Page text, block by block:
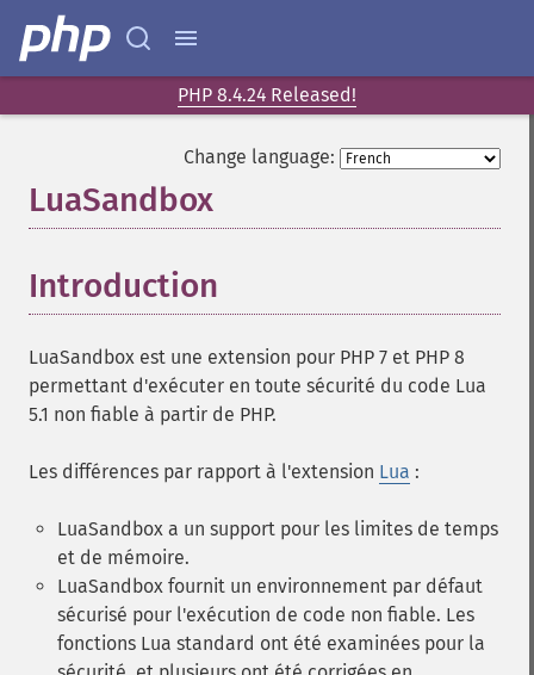
PHP 8.4.24 Released!
Change language:
LuaSandbox
Introduction
LuaSandbox est une extension pour PHP 7 et PHP 8
permettant d'exécuter en toute sécurité du code Lua
5.1 non fiable à partir de PHP.
Les différences par rapport à l'extension Lua :
LuaSandbox a un support pour les limites de temps
et de mémoire.
LuaSandbox fournit un environnement par défaut
sécurisé pour l'exécution de code non fiable. Les
fonctions Lua standard ont été examinées pour la